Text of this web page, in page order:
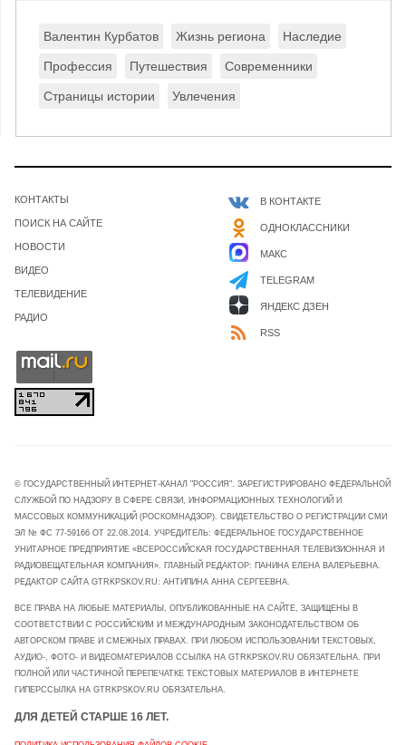
Валентин Курбатов Жизнь региона Наследие
Профессия Путешествия Современники
Страницы истории Увлечения
КОНТАКТЫ
ПОИСК НА САЙТЕ
НОВОСТИ
ВИДЕО
ТЕЛЕВИДЕНИЕ
РАДИО
В КОНТАКТЕ
ОДНОКЛАССНИКИ
МАКС
TELEGRAM
ЯНДЕКС ДЗЕН
RSS
© ГОСУДАРСТВЕННЫЙ ИНТЕРНЕТ-КАНАЛ "РОССИЯ". ЗАРЕГИСТРИРОВАНО ФЕДЕРАЛЬНОЙ
СЛУЖБОЙ ПО НАДЗОРУ В СФЕРЕ СВЯЗИ, ИНФОРМАЦИОННЫХ ТЕХНОЛОГИЙ И
МАССОВЫХ КОММУНИКАЦИЙ (РОСКОМНАДЗОР). СВИДЕТЕЛЬСТВО О РЕГИСТРАЦИИ СМИ
ЭЛ № ФС 77-59166 ОТ 22.08.2014. УЧРЕДИТЕЛЬ: ФЕДЕРАЛЬНОЕ ГОСУДАРСТВЕННОЕ
УНИТАРНОЕ ПРЕДПРИЯТИЕ «ВСЕРОССИЙСКАЯ ГОСУДАРСТВЕННАЯ ТЕЛЕВИЗИОННАЯ И
РАДИОВЕЩАТЕЛЬНАЯ КОМПАНИЯ». ГЛАВНЫЙ РЕДАКТОР: ПАНИНА ЕЛЕНА ВАЛЕРЬЕВНА.
РЕДАКТОР САЙТА GTRKPSKOV.RU: АНТИПИНА АННА СЕРГЕЕВНА.
ВСЕ ПРАВА НА ЛЮБЫЕ МАТЕРИАЛЫ, ОПУБЛИКОВАННЫЕ НА САЙТЕ, ЗАЩИЩЕНЫ В
СООТВЕТСТВИИ С РОССИЙСКИМ И МЕЖДУНАРОДНЫМ ЗАКОНОДАТЕЛЬСТВОМ ОБ
АВТОРСКОМ ПРАВЕ И СМЕЖНЫХ ПРАВАХ. ПРИ ЛЮБОМ ИСПОЛЬЗОВАНИИ ТЕКСТОВЫХ,
АУДИО-, ФОТО- И ВИДЕОМАТЕРИАЛОВ ССЫЛКА НА GTRKPSKOV.RU ОБЯЗАТЕЛЬНА. ПРИ
ПОЛНОЙ ИЛИ ЧАСТИЧНОЙ ПЕРЕПЕЧАТКЕ ТЕКСТОВЫХ МАТЕРИАЛОВ В ИНТЕРНЕТЕ
ГИПЕРССЫЛКА НА GTRKPSKOV.RU ОБЯЗАТЕЛЬНА.
ДЛЯ ДЕТЕЙ СТАРШЕ 16 ЛЕТ.